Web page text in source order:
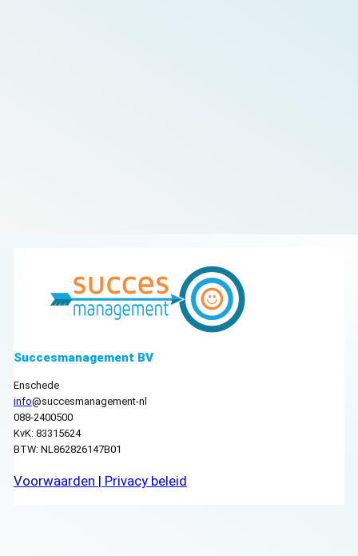
Succesmanagement BV
Enschede
info@succesmanagement-nl
088-2400500
KvK: 83315624
BTW: NL862826147B01
Voorwaarden | Privacy beleid